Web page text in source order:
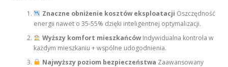
Znaczne obniżenie kosztów eksploatacji Oszczędność
energii nawet o 35-55% dzięki inteligentnej optymalizacji.
Wyższy komfort mieszkańcówIndywidualna kontrola w
każdym mieszkaniu + wspólne udogodnienia.
Najwyższy poziom bezpieczeństwa Zaawansowany